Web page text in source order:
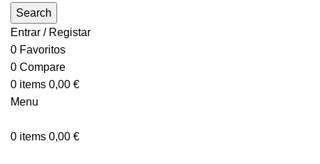
Search
Entrar / Registar
0 Favoritos
0 Compare
0 items 0,00 €
Menu
0 items 0,00 €